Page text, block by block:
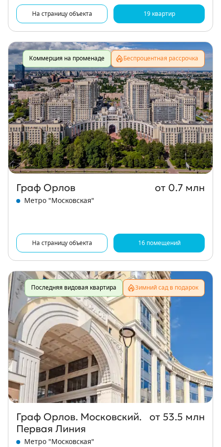
На страницу объекта 19 квартир
Коммерция на променаде Беспроцентная рассрочка
Граф Орлов от 0.7 млн
Метро "Московская"
На страницу объекта 16 помещений
Последняя видовая квартира Зимний сад в подарок
Граф Орлов. Московский.
Первая Линия
от 53.5 млн
Метро "Московская"